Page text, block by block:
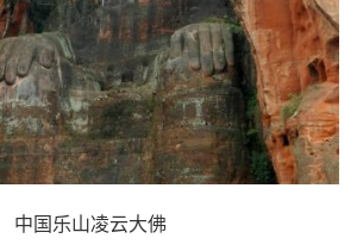
中国乐山凌云大佛